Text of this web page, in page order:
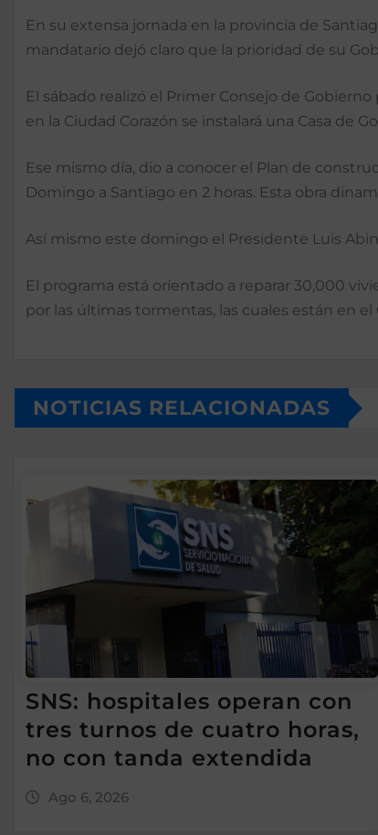
En su extensa jornada en la provincia de
mandatario dejó claro que la prioridad de su
El sábado realizó el Primer Consejo de
en la Ciudad Corazón se instalará una Casa de
Ese mismo día, dio a conocer el Plan de
Domingo a Santiago en 2 horas. Esta obra
Así mismo este domingo el Presidente Luis
El programa está orientado a reparar 30,000
por las últimas tormentas, las cuales están en el
NOTICIAS RELACIONADAS
SNS: hospitales operan con
tres turnos de cuatro horas,
no con tanda extendida
Ago 6, 2026